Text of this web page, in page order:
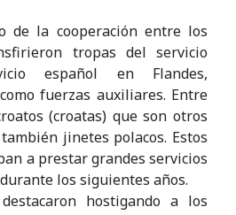
de la cooperación entre los
tropas del servicio
español en Flandes,
fuerzas auxiliares. Entre
(croatas) que son otros
jinetes polacos. Estos
a prestar grandes servicios
los siguientes años.
hostigando a los